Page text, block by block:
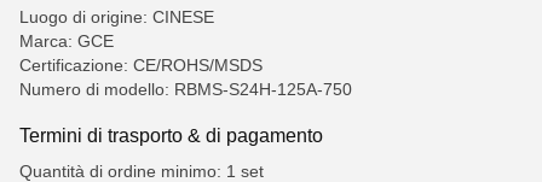
Luogo di origine: CINESE
Marca: GCE
Certificazione: CE/ROHS/MSDS
Numero di modello: RBMS-S24H-125A-750
Termini di trasporto & di pagamento
Quantità di ordine minimo: 1 set